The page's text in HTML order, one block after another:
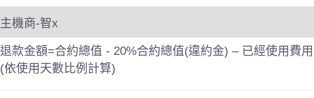
主機商-智x
退款金額=合約總值 - 20%合約總值(違約金) – 已經使用費用
(依使用天數比例計算)